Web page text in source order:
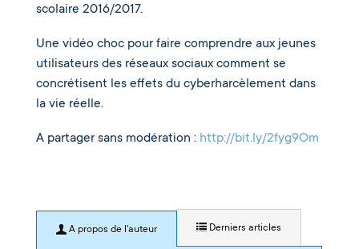
scolaire 2016/2017.
Une vidéo choc pour faire comprendre aux jeunes
utilisateurs des réseaux sociaux comment se
concrétisent les effets du cyberharcèlement dans
la vie réelle.
A partager sans modération : http://bit.ly/2fyg9Om
A propos de l'auteur Derniers articles